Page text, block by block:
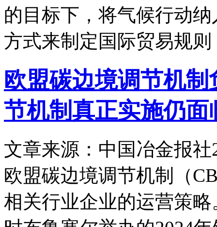
的目标下，将气候行动
方式来制定国际贸易规则
欧盟碳边境调节机
节机制真正实施仍面
文章来源：中国冶金报社
欧盟碳边境调节机制（
相关行业企业的运营策